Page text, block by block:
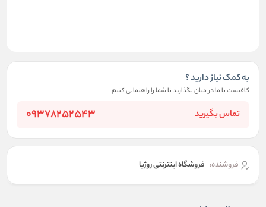
به کمک نیاز دارید ؟
کافیست با ما در میان بگذارید تا شما را راهنمایی کنیم
تماس بگیرید 09378252543
فروشنده: فروشگاه اینترنتی روژیا